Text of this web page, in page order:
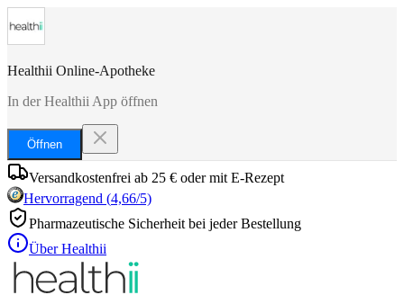
Healthii Online-Apotheke
In der Healthii App öffnen
Öffnen
Versandkostenfrei ab 25 € oder mit E-Rezept
Hervorragend (4,66/5)
Pharmazeutische Sicherheit bei jeder Bestellung
Über Healthii